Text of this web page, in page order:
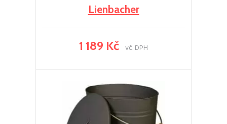
Lienbacher
1 189 Kč vč. DPH